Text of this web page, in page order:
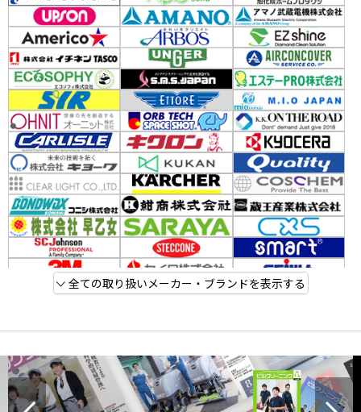
全ての取り扱いメーカー・ブランドを表示する